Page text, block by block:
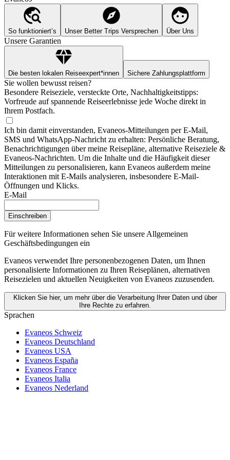
So funktioniert’s Unser Better Trips Versprechen Über Uns
Unsere Garantien
Die besten lokalen Reiseexpert*innen Sichere Zahlungsplattform
Sie wollen bewusst reisen?
Besondere Reiseziele, versteckte Orte, Nachhaltigkeitstipps:
Vorfreude auf spannende Reiseerlebnisse jede Woche direkt in
Ihrem Postfach.
Ich bin damit einverstanden, Evaneos-Mitteilungen per E-Mail,
SMS und WhatsApp-Nachricht zu erhalten: Persönliche Beratung,
Benachrichtigungen über meine Reisepläne, alternative Reiseziele &
Evaneos-Nachrichten. Um die Inhalte und die Häufigkeit dieser
Mitteilungen zu personalisieren, kann Evaneos außerdem meine
Interaktionen mit E-Mails analysieren, insbesondere E-Mail-
Öffnungen und Klicks.
E-Mail
Einschreiben
Für weitere Informationen sehen Sie unsere Allgemeinen
Geschäftsbedingungen ein
Evaneos verwendet Ihre personenbezogenen Daten, um Ihnen
personalisierte Informationen zu Ihren Reiseplänen, alternativen
Reisezielen und aktuellen Neuigkeiten von Evaneos zuzusenden.
Klicken Sie hier, um mehr über die Verarbeitung Ihrer Daten und über
Ihre Rechte zu erfahren.
Sprachen
Evaneos Schweiz
Evaneos Deutschland
Evaneos USA
Evaneos España
Evaneos France
Evaneos Italia
Evaneos Nederland